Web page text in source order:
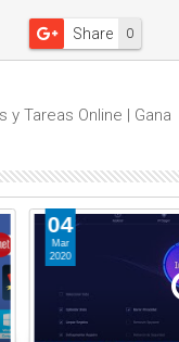
0
Share
Tareas Online | Gana
04
Mar
2020